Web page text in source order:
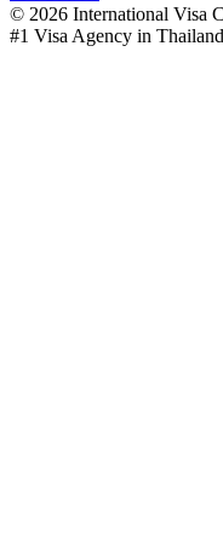
© 2026 International Visa
#1 Visa Agency in